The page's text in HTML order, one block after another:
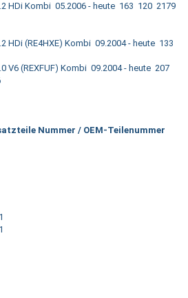
HDi Kombi 05.2006 - heute 163 120 2179
HDi (RE4HXE) Kombi 09.2004 - heute 133
V6 (REXFUF) Kombi 09.2004 - heute 207
Nummer / OEM-Teilenummer